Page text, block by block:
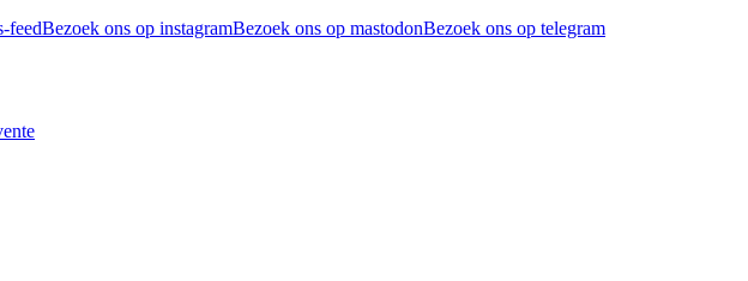
feedBezoek ons op instagramBezoek ons op mastodonBezoek ons op telegram